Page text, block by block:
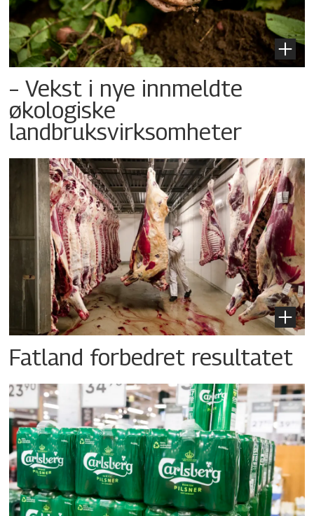
– Vekst i nye innmeldte
økologiske
landbruksvirksomheter
Fatland forbedret resultatet